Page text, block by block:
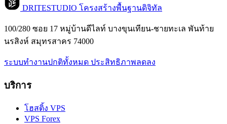
DRITESTUDIO โครงสร้างพื้นฐานดิจิทัล
100/280 ซอย 17 หมู่บ้านดีไลท์ บางขุนเทียน-ชายทะเล พันท้าย
นรสิงห์ สมุทรสาคร 74000
ระบบทำงานปกติทั้งหมด ประสิทธิภาพลดลง
บริการ
โฮสติ้ง VPS
VPS Forex